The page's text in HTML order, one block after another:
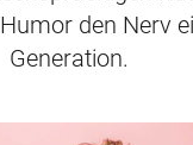
den Nerv
Generation.